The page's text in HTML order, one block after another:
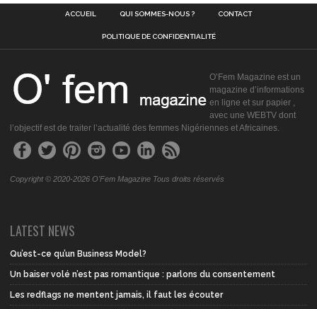
ACCUEIL QUI SOMMES-NOUS ? CONTACT
POLITIQUE DE CONFIDENTIALITÉ
O’Fem Magazine est un
magazine d’informations
en ligne et sur papier ,
avec une WEBTV dont
l’objectif est de traiter l’actualité des femmes Nigériennes et Africaines.
Copyright © 2020-2026 O'Fem Magazine Tous droits réservés
LATEST NEWS
Qu’est-ce qu’un Business Model?
Un baiser volé n’est pas romantique : parlons du consentement
Les redflags ne mentent jamais, il faut les écouter